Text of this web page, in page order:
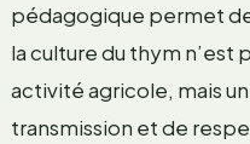
pédagogique permet
la culture du thym n’est
activité agricole, mais
transmission et de